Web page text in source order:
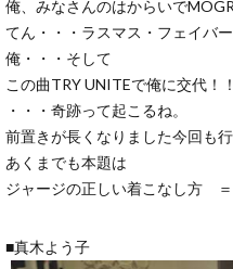
俺、みなさんのはからいで
てん・・・ラスマス・フェイバ
俺・・・そして
この曲TRY UNITEで俺に交代！
・・・奇跡って起こるね。
前置きが長くなりました今回も行
あくまでも本題は
ジャージの正しい着こなし方
■真木よう子